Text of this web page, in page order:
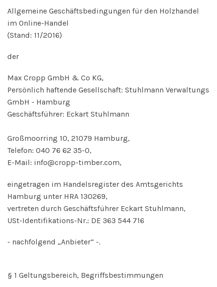
Allgemeine Geschäftsbedingungen für den Holzhandel
im Online-Handel
(Stand: 11/2016)
der
Max Cropp GmbH & Co KG,
Persönlich haftende Gesellschaft: Stuhlmann Verwaltungs
GmbH - Hamburg
Geschäftsführer: Eckart Stuhlmann
Großmoorring 10, 21079 Hamburg,
Telefon: 040 76 62 35-0,
E-Mail: info@cropp-timber.com,
eingetragen im Handelsregister des Amtsgerichts
Hamburg unter HRA 130269,
vertreten durch Geschäftsführer Eckart Stuhlmann,
USt-Identifikations-Nr.: DE 363 544 716
- nachfolgend „Anbieter“ -.
§ 1 Geltungsbereich, Begriffsbestimmungen